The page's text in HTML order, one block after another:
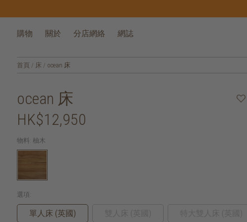
購物 關於 分店網絡 網誌
首頁 / 床 / ocean 床
ocean 床
HK$12,950
物料: 柚木
選項:
單人床 (英國)